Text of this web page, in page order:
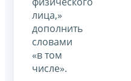
лица,»
дополнить
словами
«в том
числе».